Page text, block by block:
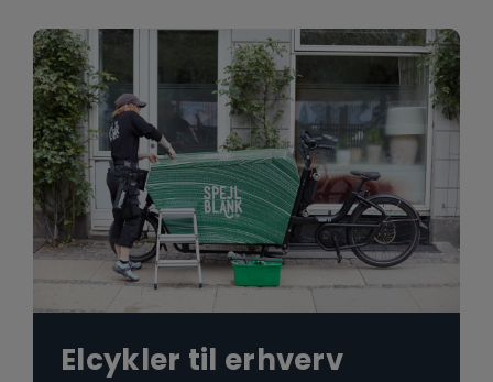
Elcykler til erhverv